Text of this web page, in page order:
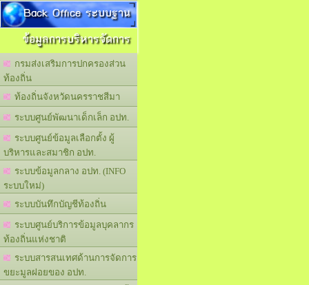
Back Office ระบบฐาน
ข้อมูลการบริหารจัดการ
กรมส่งเสริมการปกครองส่วน
ท้องถิ่น
ท้องถิ่นจังหวัดนครราชสีมา
ระบบศูนย์พัฒนาเด็กเล็ก อปท.
ระบบศูนย์ข้อมูลเลือกตั้ง ผู้
บริหารและสมาชิก อปท.
ระบบข้อมูลกลาง อปท. (INFO
ระบบใหม่)
ระบบบันทึกบัญชีท้องถิ่น
ระบบศูนย์บริการข้อมูลบุคลากร
ท้องถิ่นแห่งชาติ
ระบบสารสนเทศด้านการจัดการ
ขยะมูลฝอยของ อปท.